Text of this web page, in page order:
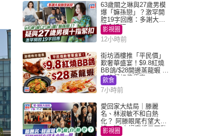
63歲關之琳與27歲男模
爆「嫲孫戀」？激罕開
腔19字回應：多謝大家
掛念近況
影視圈
12小時前
街坊酒樓推「平民價」
歎奢華盛宴！$9.8紅燒
BB鴿/$28開邊蒸龍蝦 3
大晚餐超值優惠
飲食
7小時前
愛回家大結局｜滕麗
名、林淑敏不和白熱
化？ 阿滕眼尾冇望大小
姐一眼 商場直播零互動
影視圈